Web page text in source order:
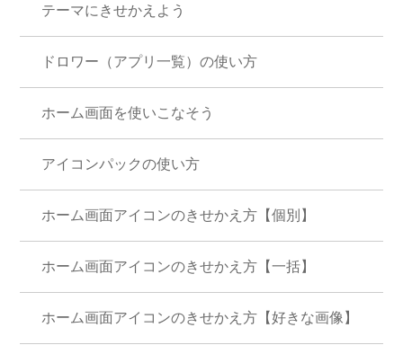
テーマにきせかえよう
ドロワー（アプリ一覧）の使い方
ホーム画面を使いこなそう
アイコンパックの使い方
ホーム画面アイコンのきせかえ方【個別】
ホーム画面アイコンのきせかえ方【一括】
ホーム画面アイコンのきせかえ方【好きな画像】